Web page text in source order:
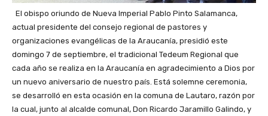
El obispo oriundo de Nueva Imperial Pablo Pinto Salamanca,
actual presidente del consejo regional de pastores y
organizaciones evangélicas de la Araucanía, presidió este
domingo 7 de septiembre, el tradicional Tedeum Regional que
cada año se realiza en la Araucanía en agradecimiento a Dios por
un nuevo aniversario de nuestro país. Está solemne ceremonia,
se desarrolló en esta ocasión en la comuna de Lautaro, razón por
la cual, junto al alcalde comunal, Don Ricardo Jaramillo Galindo, y